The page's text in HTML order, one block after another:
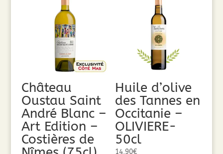
Château
Oustau Saint
André Blanc –
Art Edition –
Costières de
Huile d’olive
des Tannes en
Occitanie –
OLIVIERE-
50cl
14,90€